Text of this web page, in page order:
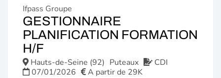
Ifpass Groupe
GESTIONNAIRE
PLANIFICATION FORMATION
H/F
FENÊTRE)
Hauts-de-Seine (92) Puteaux
CDI
07/01/2026
A partir de 29K